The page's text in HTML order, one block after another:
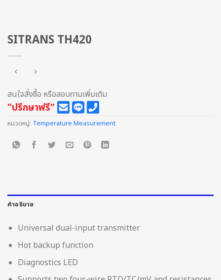
SITRANS TH420
สนใจสั่งซื้อ หรือสอบถามเพิ่มเติม
"ปรึกษาฟรี"
หมวดหมู่: Temperature Measurement
คำอธิบาย
Universal dual-input transmitter
Hot backup function
Diagnostics LED